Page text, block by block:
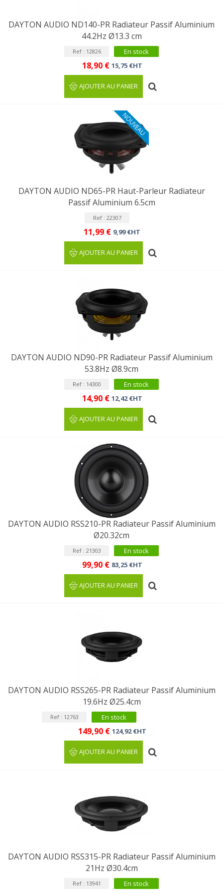
DAYTON AUDIO ND140-PR Radiateur Passif Aluminium
44.2Hz Ø13.3 cm
Ref : 12826 En stock
18,90 € 15,75 €HT
AJOUTER AU PANIER
NOUVEAU
DAYTON AUDIO ND65-PR Haut-Parleur Radiateur
Passif Aluminium 6.5cm
Ref : 22307
11,99 € 9,99 €HT
AJOUTER AU PANIER
DAYTON AUDIO ND90-PR Radiateur Passif Aluminium
53.8Hz Ø8.9cm
Ref : 14300 En stock
14,90 € 12,42 €HT
AJOUTER AU PANIER
DAYTON AUDIO RSS210-PR Radiateur Passif Aluminium
Ø20.32cm
Ref : 21303 En stock
99,90 € 83,25 €HT
AJOUTER AU PANIER
DAYTON AUDIO RSS265-PR Radiateur Passif Aluminium
19.6Hz Ø25.4cm
Ref : 12763 En stock
149,90 € 124,92 €HT
AJOUTER AU PANIER
DAYTON AUDIO RSS315-PR Radiateur Passif Aluminium
21Hz Ø30.4cm
Ref : 13941 En stock